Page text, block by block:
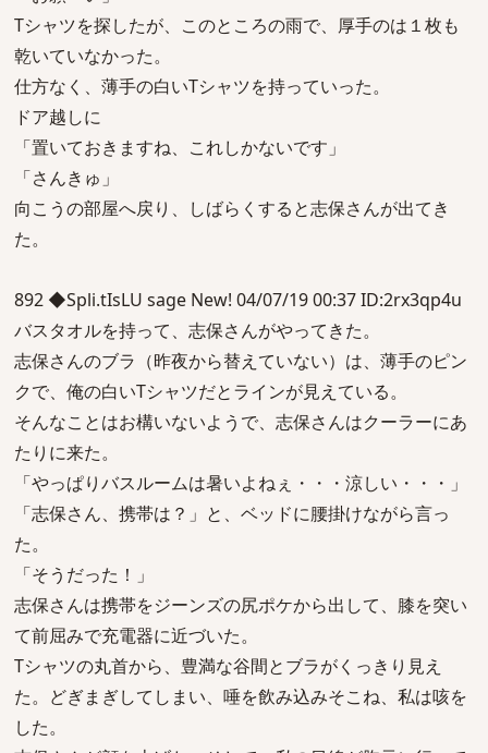
Tシャツを探したが、このところの雨で、厚手のは１枚も
乾いていなかった。
仕方なく、薄手の白いTシャツを持っていった。
ドア越しに
「置いておきますね、これしかないです」
「さんきゅ」
向こうの部屋へ戻り、しばらくすると志保さんが出てき
た。
892 ◆Spli.tIsLU sage New! 04/07/19 00:37 ID:2rx3qp4u
バスタオルを持って、志保さんがやってきた。
志保さんのブラ（昨夜から替えていない）は、薄手のピン
クで、俺の白いTシャツだとラインが見えている。
そんなことはお構いないようで、志保さんはクーラーにあ
たりに来た。
「やっぱりバスルームは暑いよねぇ・・・涼しい・・・」
「志保さん、携帯は？」と、ベッドに腰掛けながら言っ
た。
「そうだった！」
志保さんは携帯をジーンズの尻ポケから出して、膝を突い
て前屈みで充電器に近づいた。
Tシャツの丸首から、豊満な谷間とブラがくっきり見え
た。どぎまぎしてしまい、唾を飲み込みそこね、私は咳を
した。